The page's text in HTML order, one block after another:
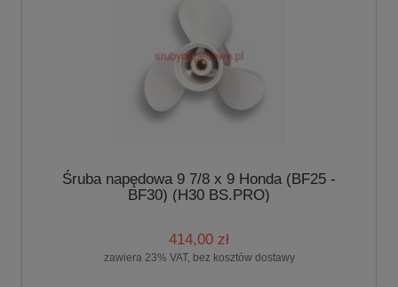
Śruba napędowa 9 7/8 x 9 Honda (BF25 -
BF30) (H30 BS.PRO)
414,00 zł
zawiera 23% VAT, bez kosztów dostawy